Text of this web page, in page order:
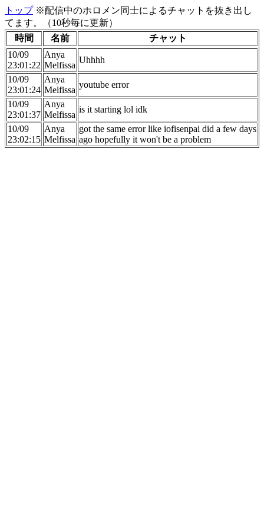
トップ※配信中のホロメン同士によるチャットを抜き出し
てます。（10秒毎に更新）
時間
名前
チャット
10/09
23:01:22
Anya
Melfissa
Uhhhh
10/09
23:01:24
Anya
Melfissa
youtube error
10/09
23:01:37
Anya
Melfissa
is it starting lol idk
10/09
23:02:15
Anya
Melfissa
got the same error like iofisenpai did a few days
ago hopefully it won't be a problem